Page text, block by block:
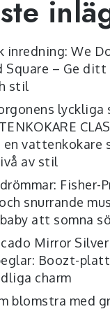
inredning: We
Square – Ge ditt
stil
lyckliga
en vattenkokare
av stil
Fisher-
snurrande
att somna
Mirror Silver
Boozt-
charm
blomstra med